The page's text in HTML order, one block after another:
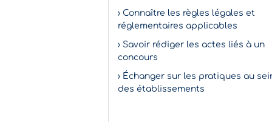
› Connaître les règles légales et
réglementaires applicables
› Savoir rédiger les actes liés à un
concours
› Échanger sur les pratiques au
des établissements